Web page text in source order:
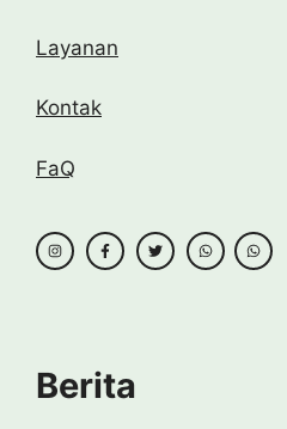
Layanan
Kontak
FaQ
Berita